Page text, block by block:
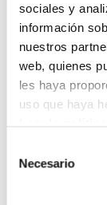
sociales y
información
nuestros
web, quienes
les haya
uso que haya
Leer la
Necesario
Adoración
del Trabajo
las
en la mesa
Cambio
Bilbao, junto
González de